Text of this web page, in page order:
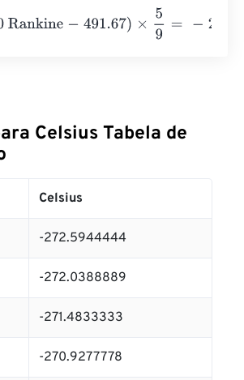
-491.67 ×59 -267.5944444 Celsius
Celsius Tabela de
Celsius
-272.5944444
-272.0388889
-271.4833333
-270.9277778